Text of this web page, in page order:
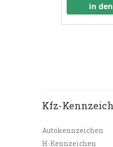
in
Kfz-
Autokennzeichen
H-Kennzeichen